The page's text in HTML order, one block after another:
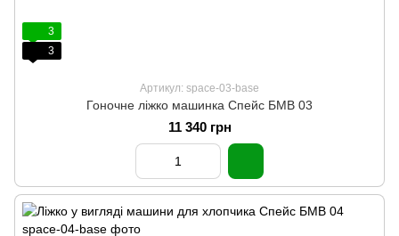
3
3
Артикул: space-03-base
Гоночне ліжко машинка Спейс БМВ 03
11 340 грн